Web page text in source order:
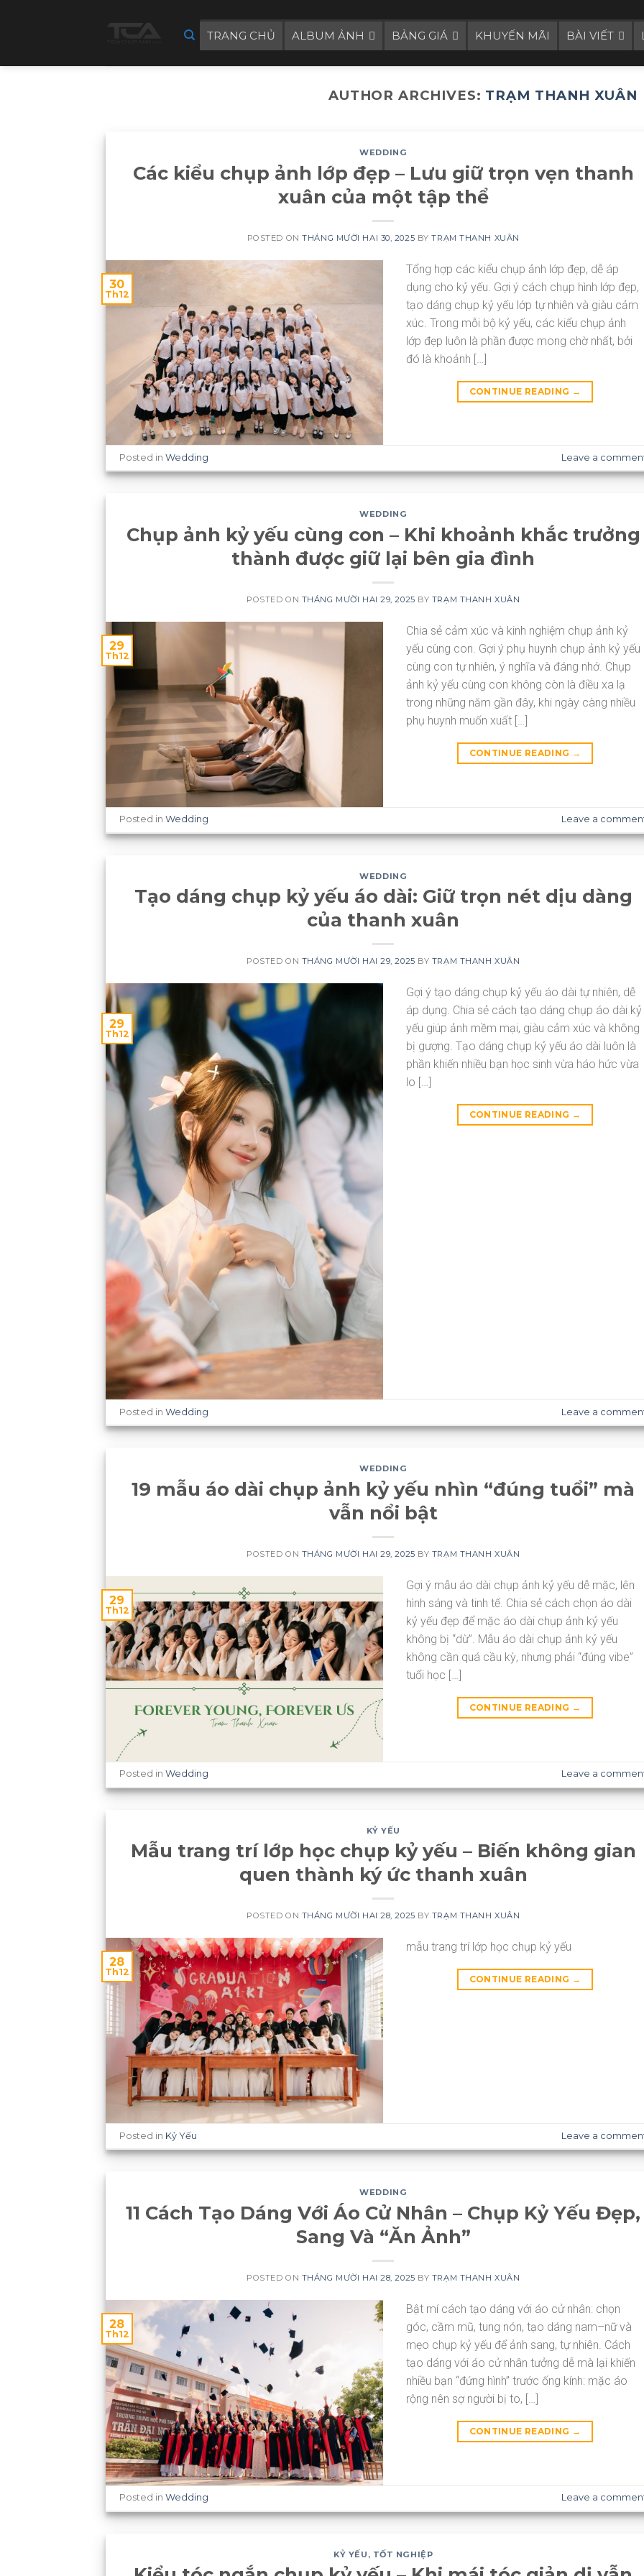
TRANG CHỦ ALBUM ẢNH BẢNG GIÁ KHUYẾN MÃI BÀI VIẾT
AUTHOR ARCHIVES: TRẠM THANH XUÂN
WEDDING
Các kiểu chụp ảnh lớp đẹp – Lưu giữ trọn vẹn thanh
xuân của một tập thể
POSTED ONTHÁNG MƯỜI HAI 30, 2025 BYTRẠM THANH XUÂN
30
Th12
Tổng hợp các kiểu chụp ảnh lớp đẹp, dễ áp
dụng cho kỷ yếu. Gợi ý cách chụp hình lớp đẹp,
tạo dáng chụp kỷ yếu lớp tự nhiên và giàu cảm
xúc. Trong mỗi bộ kỷ yếu, các kiểu chụp ảnh
lớp đẹp luôn là phần được mong chờ nhất, bởi
đó là khoảnh […]
CONTINUE READING →
Posted inWedding Leave a
WEDDING
Chụp ảnh kỷ yếu cùng con – Khi khoảnh khắc trưởng
thành được giữ lại bên gia đình
POSTED ON THÁNG MƯỜI HAI 29, 2025 BY TRẠM THANH XUÂN
29
Th12
Chia sẻ cảm xúc và kinh nghiệm chụp ảnh kỷ
yếu cùng con. Gợi ý phụ huynh chụp ảnh kỷ yếu
cùng con tự nhiên, ý nghĩa và đáng nhớ. Chụp
ảnh kỷ yếu cùng con không còn là điều xa lạ
trong những năm gần đây, khi ngày càng nhiều
phụ huynh muốn xuất […]
CONTINUE READING →
Posted inWedding Leave a
WEDDING
Tạo dáng chụp kỷ yếu áo dài: Giữ trọn nét dịu dàng
của thanh xuân
POSTED ON THÁNG MƯỜI HAI 29, 2025 BY TRẠM THANH XUÂN
29
Th12
Gợi ý tạo dáng chụp kỷ yếu áo dài tự nhiên, dễ
áp dụng. Chia sẻ cách tạo dáng chụp áo dài kỷ
yếu giúp ảnh mềm mại, giàu cảm xúc và không
bị gượng. Tạo dáng chụp kỷ yếu áo dài luôn là
phần khiến nhiều bạn học sinh vừa háo hức vừa
lo […]
CONTINUE READING →
Posted inWedding Leave a
WEDDING
19 mẫu áo dài chụp ảnh kỷ yếu nhìn “đúng tuổi” mà
vẫn nổi bật
POSTED ON THÁNG MƯỜI HAI 29, 2025 BY TRẠM THANH XUÂN
29
Th12
Gợi ý mẫu áo dài chụp ảnh kỷ yếu dễ mặc, lên
hình sáng và tinh tế. Chia sẻ cách chọn áo dài
kỷ yếu đẹp để mặc áo dài chụp ảnh kỷ yếu
không bị “dừ”. Mẫu áo dài chụp ảnh kỷ yếu
không cần quá cầu kỳ, nhưng phải “đúng vibe”
tuổi học […]
CONTINUE READING →
Posted inWedding Leave a
KỶ YẾU
Mẫu trang trí lớp học chụp kỷ yếu – Biến không gian
quen thành ký ức thanh xuân
POSTED ON THÁNG MƯỜI HAI 28, 2025 BY TRẠM THANH XUÂN
28
Th12
mẫu trang trí lớp học chụp kỷ yếu
CONTINUE READING →
Posted in Kỷ Yếu Leave a
WEDDING
11 Cách Tạo Dáng Với Áo Cử Nhân – Chụp Kỷ Yếu Đẹp,
Sang Và “Ăn Ảnh”
POSTED ON THÁNG MƯỜI HAI 28, 2025 BY TRẠM THANH XUÂN
28
Th12
Bật mí cách tạo dáng với áo cử nhân: chọn
góc, cầm mũ, tung nón, tạo dáng nam–nữ và
mẹo chụp kỷ yếu để ảnh sang, tự nhiên. Cách
tạo dáng với áo cử nhân tưởng dễ mà lại khiến
nhiều bạn “đứng hình” trước ống kính: mặc áo
rộng nên sợ người bị to, […]
CONTINUE READING →
Posted inWedding Leave a
KỶ YẾU , TỐT NGHIỆP